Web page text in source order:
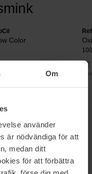
Om
använder
är nödvändiga för att
medan ditt
för att förbättra
Color
hinta 13 €
kuosissa. Käytä
täyttämiseen ja
joko värittömän
tai värillisen vahan,
löydät